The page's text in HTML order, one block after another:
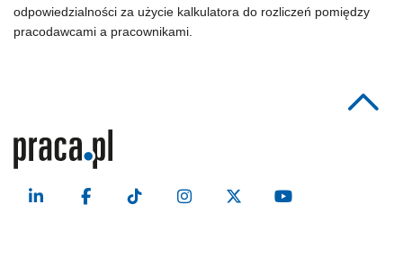
odpowiedzialności za użycie kalkulatora do rozliczeń pomiędzy
pracodawcami a pracownikami.